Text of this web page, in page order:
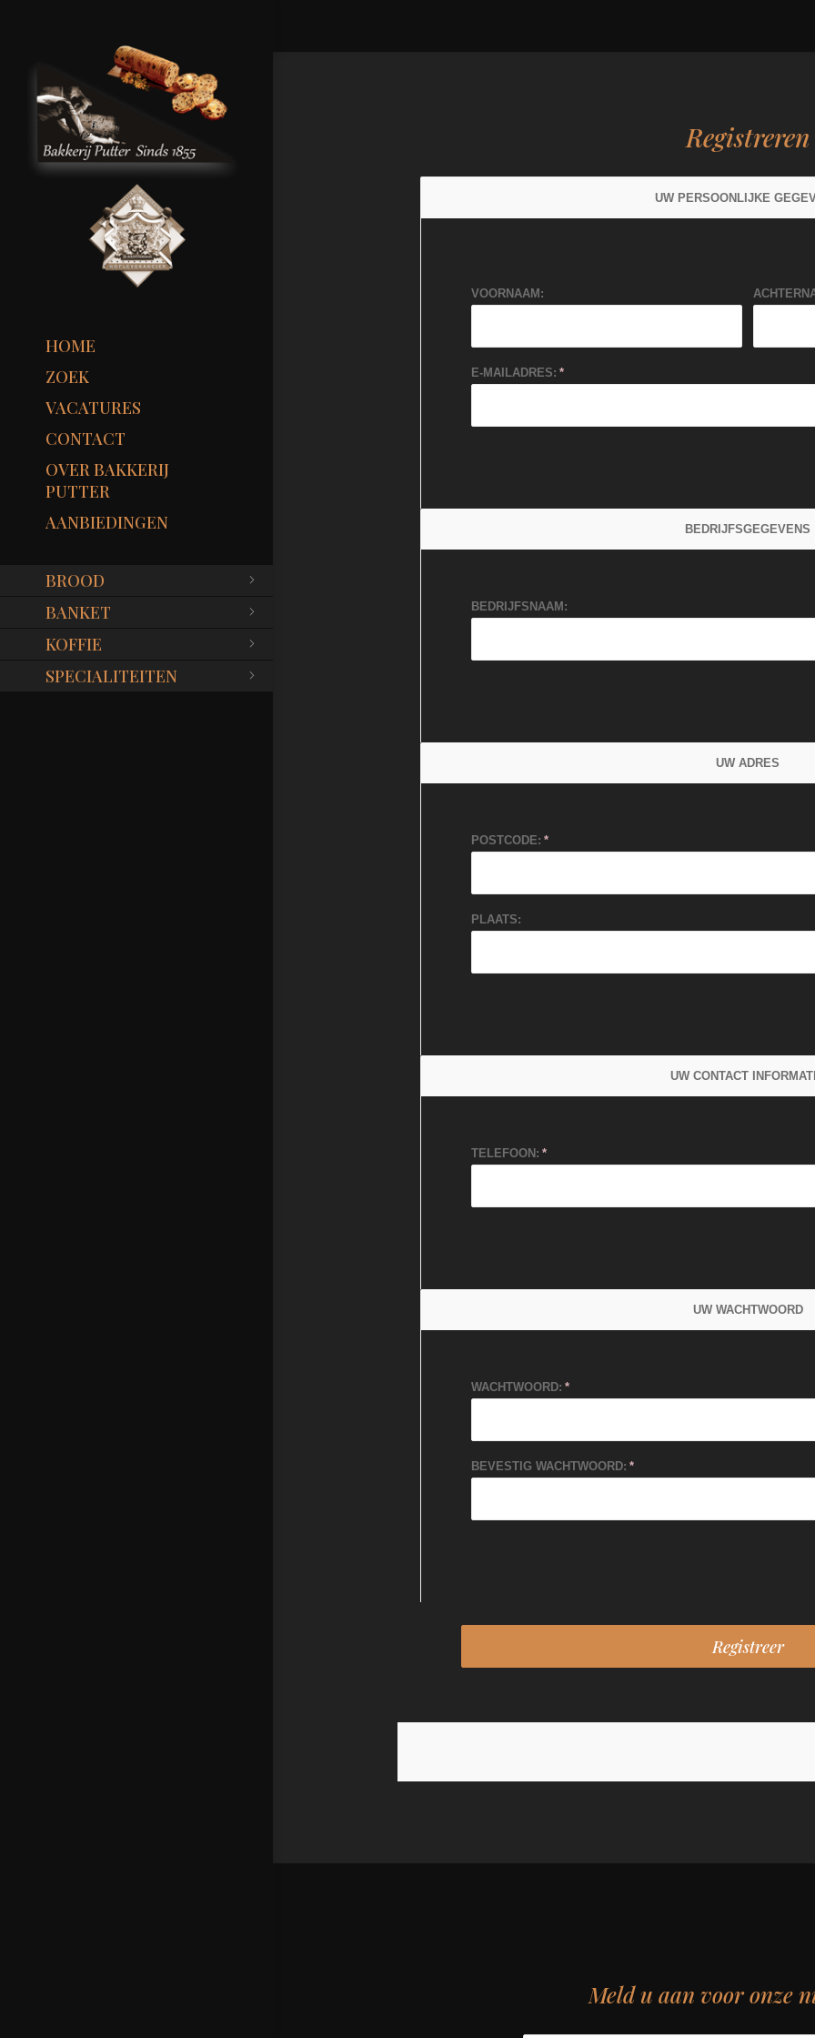
HOME
ZOEK
VACATURES
CONTACT
OVER BAKKERIJ
PUTTER
AANBIEDINGEN
BROOD
BANKET
KOFFIE
SPECIALITEITEN
Registreren
UW PERSOONLIJKE
VOORNAAM:
E-MAILADRES:
BEDRIJFSGEGEVENS
BEDRIJFSNAAM:
UW ADRES
POSTCODE:
PLAATS:
UW CONTACT
TELEFOON:
UW WACHTWOORD
WACHTWOORD:
BEVESTIG WACHTWOORD:
Meld u aan voor onze